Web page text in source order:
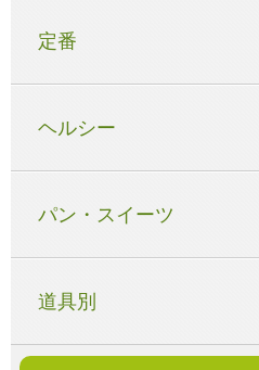
定番
ヘルシー
パン・スイーツ
道具別